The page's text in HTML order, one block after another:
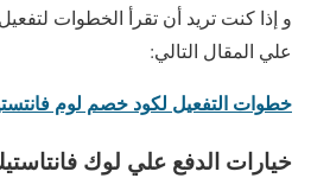
و إذا كنت تريد أن تقرأ الخطوات
علي المقال التالي:
خطوات التفعيل لكود خصم لوم
خيارات الدفع علي لوك